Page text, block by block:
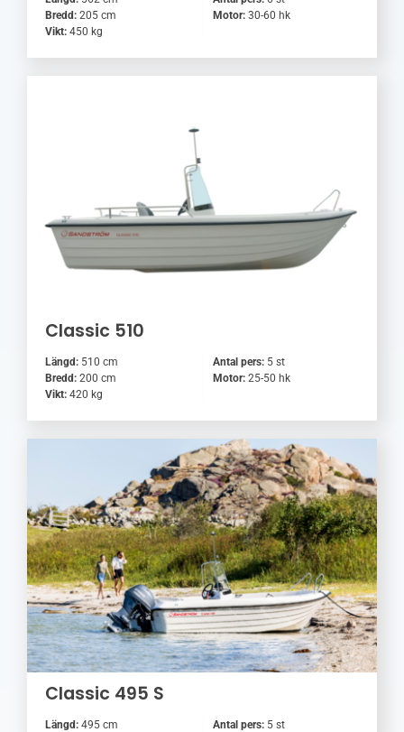
Bredd:205 cm
Vikt:450 kg
Motor: 30-60 hk
Classic 510
Längd:510 cm
Bredd:200 cm
Vikt:420 kg
Antal pers: 5 st
Motor: 25-50 hk
Classic 495 S
Längd:495 cm
Antal pers: 5 st